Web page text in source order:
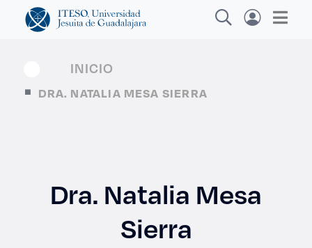
Diplomados y Curs|
INICIO
DRA. NATALIA MESA SIERRA
Dra. Natalia Mesa
Sierra